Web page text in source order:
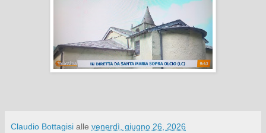
Claudio Bottagisi alle venerdì, giugno 26, 2026